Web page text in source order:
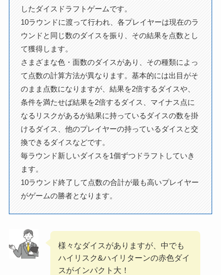
したダイスドラフトゲームです。
10ラウンドに渡って行われ、各プレイヤーは現在のラ
ウンドと同じ数のダイスを振り、その結果を点数とし
て獲得します。
さまざまな色・面数のダイスがあり、その種類によっ
て点数の計算方法が異なります。基本的には出目がそ
のまま点数になりますが、結果を2倍するダイスや、
条件を満たせば結果を2倍するダイス、マイナス点に
なるリスクがあるが結果に持っているダイスの数を掛
けるダイス、他のプレイヤーの持っているダイスと交
換できるダイスなどです。
毎ラウンド新しいダイスを1個ずつドラフトしていき
ます。
10ラウンド終了して点数の合計が最も高いプレイヤー
がゲームの勝者となります。
様々なダイスがありますが、中でも
ハイリスク&ハイリターンの赤色ダイ
スがインパクト大！